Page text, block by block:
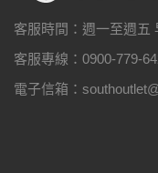
客服時間：週一至週五
客服專線：0900-779-
電子信箱：